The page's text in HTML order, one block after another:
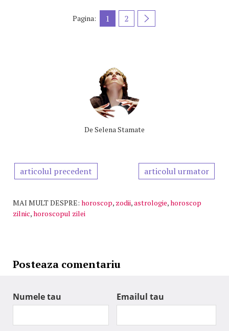
Pagina: 1 2
De Selena Stamate
articolul precedent articolul urmator
MAI MULT DESPRE: horoscop, zodii,astrologie,horoscop
zilnic,horoscopul zilei
Posteaza comentariu
Numele tau Emailul tau